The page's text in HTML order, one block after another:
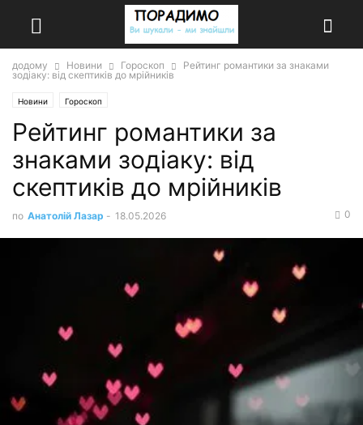
додому Новини Гороскоп
Рейтинг романтики за знаками
зодіаку: від скептиків до мрійників
Новини Гороскоп
Рейтинг романтики за
знаками зодіаку: від
скептиків до мрійників
по Анатолій Лазар - 18.05.2026 0